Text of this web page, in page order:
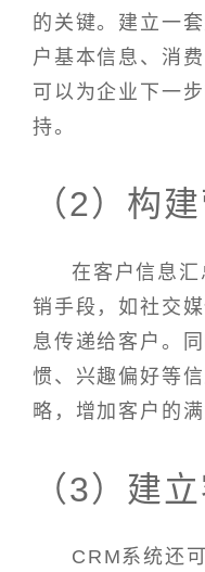
的关键。建立一
户基本信息、消
可以为企业下一
持。
（2）构
在客户信息
销手段，如社交
息传递给客户。
惯、兴趣偏好等
略，增加客户的满
（3）建
CRM系统还